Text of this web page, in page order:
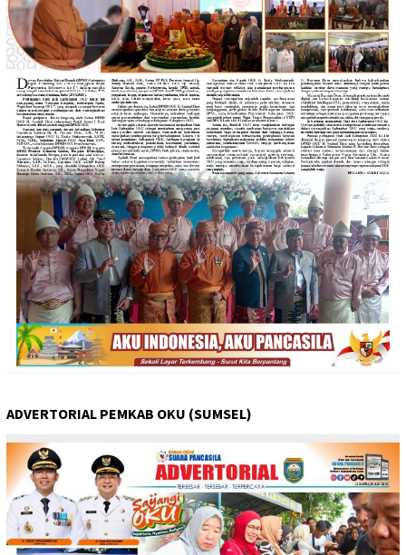
ADVERTORIAL PEMKAB OKU (SUMSEL)